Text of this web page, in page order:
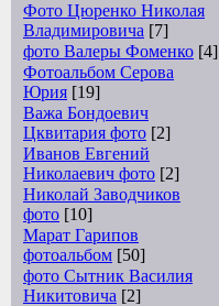
Фото Цюренко Николая
Владимировича [7]
фото Валеры Фоменко [4]
Фотоальбом Серова
Юрия [19]
Важа Бондоевич
Цквитария фото [2]
Иванов Евгений
Николаевич фото [2]
Николай Заводчиков
фото [10]
Марат Гарипов
фотоальбом [50]
фото Сытник Василия
Никитовича [2]